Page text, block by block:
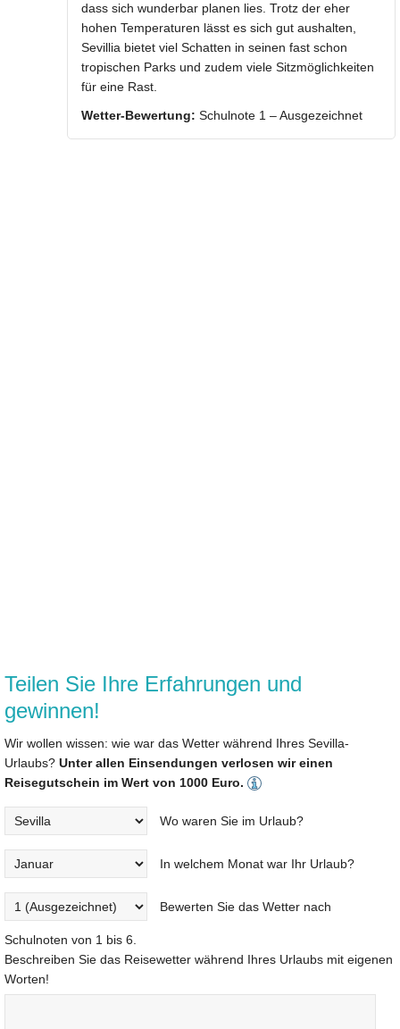
dass sich wunderbar planen lies. Trotz der eher
hohen Temperaturen lässt es sich gut aushalten,
Sevillia bietet viel Schatten in seinen fast schon
tropischen Parks und zudem viele Sitzmöglichkeiten
für eine Rast.
Wetter-Bewertung: Schulnote 1 – Ausgezeichnet
Teilen Sie Ihre Erfahrungen und
gewinnen!
Wir wollen wissen: wie war das Wetter während Ihres Sevilla-
Urlaubs? Unter allen Einsendungen verlosen wir einen
Reisegutschein im Wert von 1000 Euro.
Wo waren Sie im Urlaub?
In welchem Monat war Ihr Urlaub?
Bewerten Sie das Wetter nach
Schulnoten von 1 bis 6.
Beschreiben Sie das Reisewetter während Ihres Urlaubs mit eigenen
Worten!